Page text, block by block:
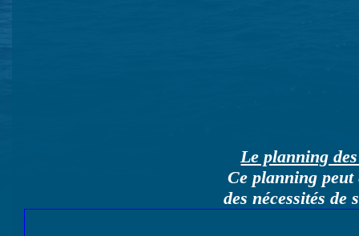
Le planning
Ce planning
des nécessités de